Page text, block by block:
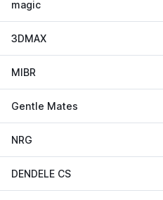
magic
3DMAX
MIBR
Gentle Mates
NRG
DENDELE CS